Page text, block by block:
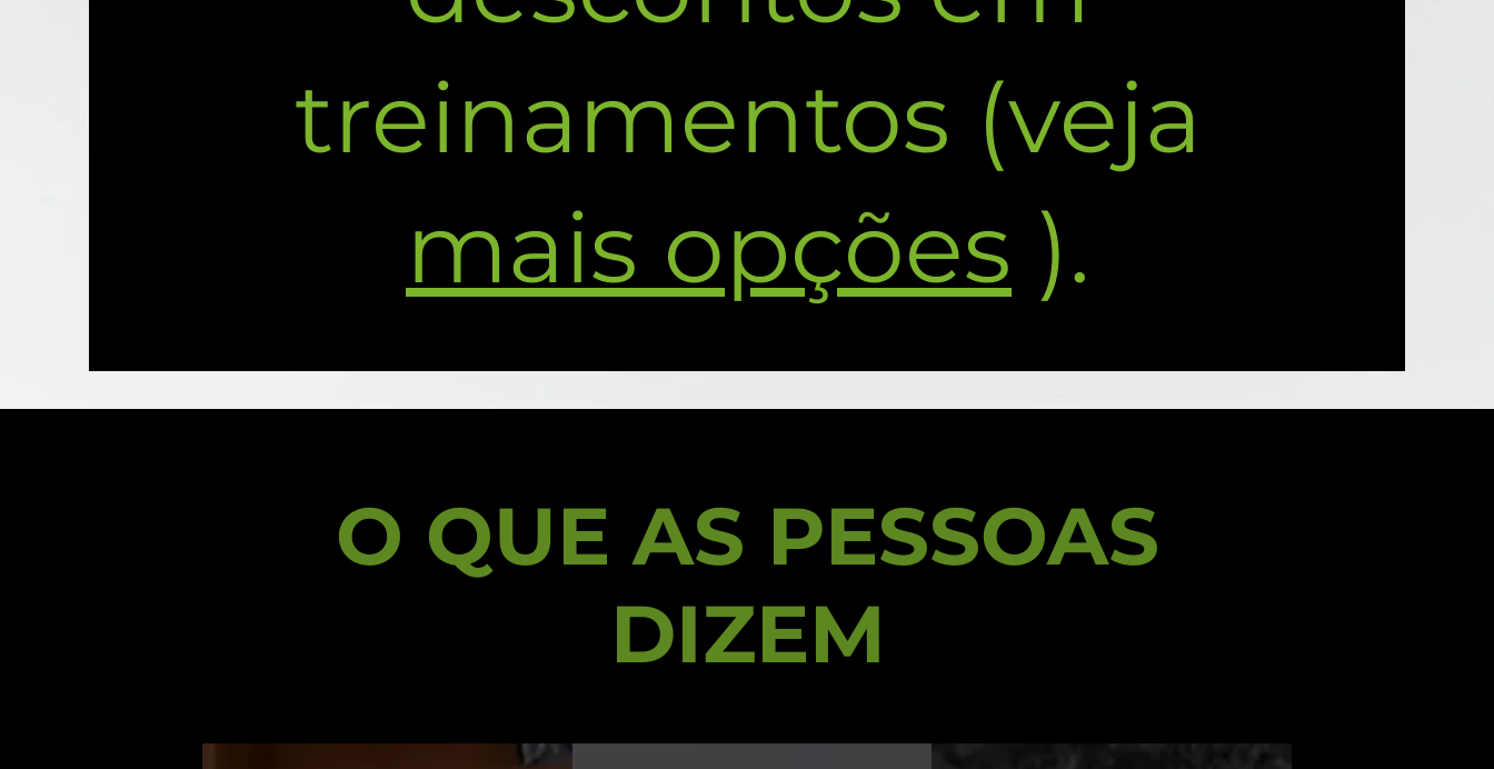
treinamentos (veja
mais opções ).
O QUE AS PESSOAS
DIZEM